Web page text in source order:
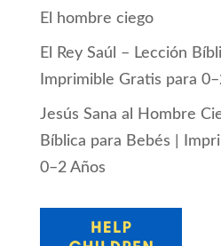
El hombre ciego
El Rey Saúl – Lección
Imprimible Gratis para
Jesús Sana al Hombre
Bíblica para Bebés |
0–2 Años